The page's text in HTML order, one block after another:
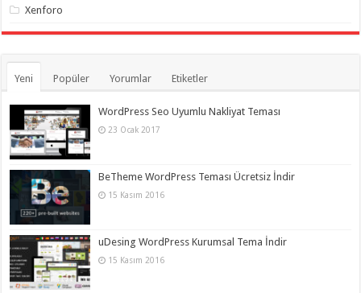
Xenforo
Yeni Popüler Yorumlar Etiketler
WordPress Seo Uyumlu Nakliyat Teması
23 Ocak 2017
BeTheme WordPress Teması Ücretsiz İndir
15 Kasım 2016
uDesing WordPress Kurumsal Tema İndir
15 Kasım 2016